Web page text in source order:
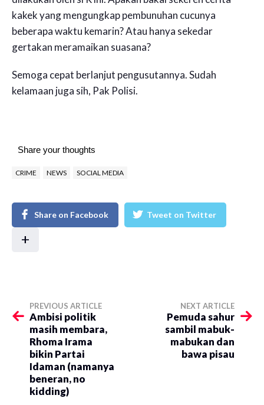
kakek yang mengungkap pembunuhan cucunya
beberapa waktu kemarin? Atau hanya sekedar
gertakan meramaikan suasana?
Semoga cepat berlanjut pengusutannya. Sudah
kelamaan juga sih, Pak Polisi.
Share your thoughts
CRIME NEWS SOCIAL MEDIA
Share on Facebook Tweet on Twitter
+
PREVIOUS ARTICLE
Ambisi politik
masih membara,
Rhoma Irama
bikin Partai
Idaman (namanya
beneran, no
kidding)
NEXT ARTICLE
Pemuda sahur
sambil mabuk-
mabukan dan
bawa pisau